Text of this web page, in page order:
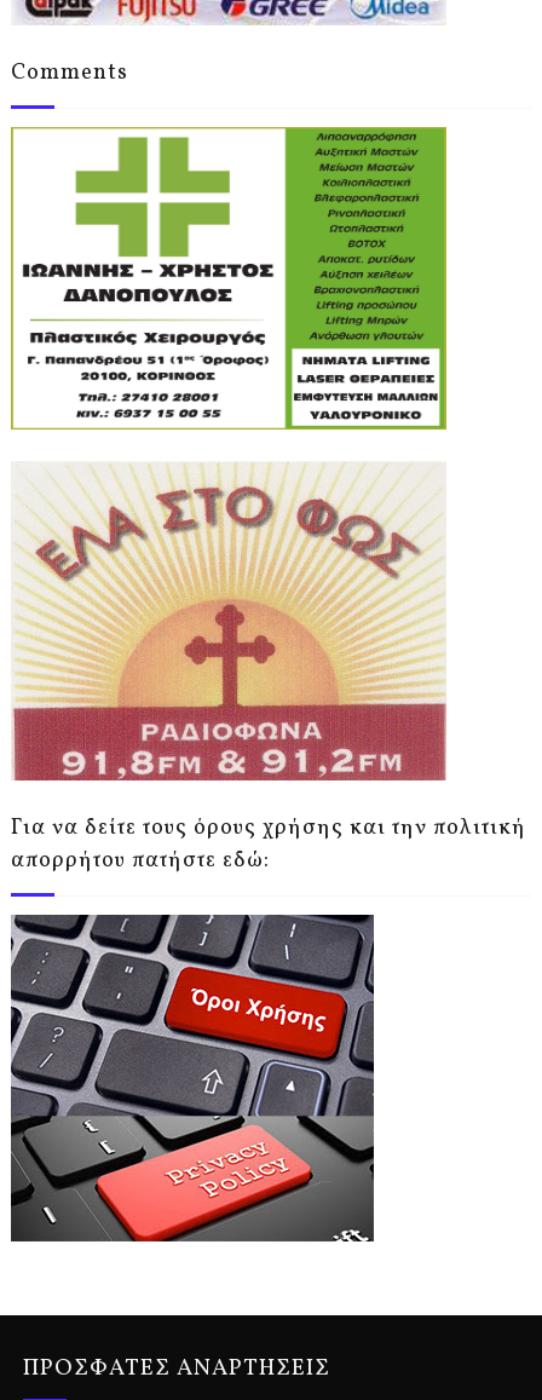
Comments
Για να δείτε τους όρους χρήσης και την πολιτική
απορρήτου πατήστε εδώ:
ΠΡΟΣΦΑΤΕΣ ΑΝΑΡΤΗΣΕΙΣ